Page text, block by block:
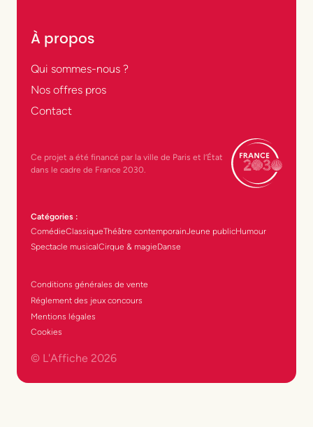
À propos
Qui sommes-nous ?
Nos offres pros
Contact
Ce projet a été financé par la ville de Paris et l’État
dans le cadre de France 2030.
Catégories :
ComédieClassiqueThéâtre contemporainJeune publicHumour
Spectacle musicalCirque & magieDanse
Conditions générales de vente
Réglement des jeux concours
Mentions légales
Cookies
© L'Affiche 2026